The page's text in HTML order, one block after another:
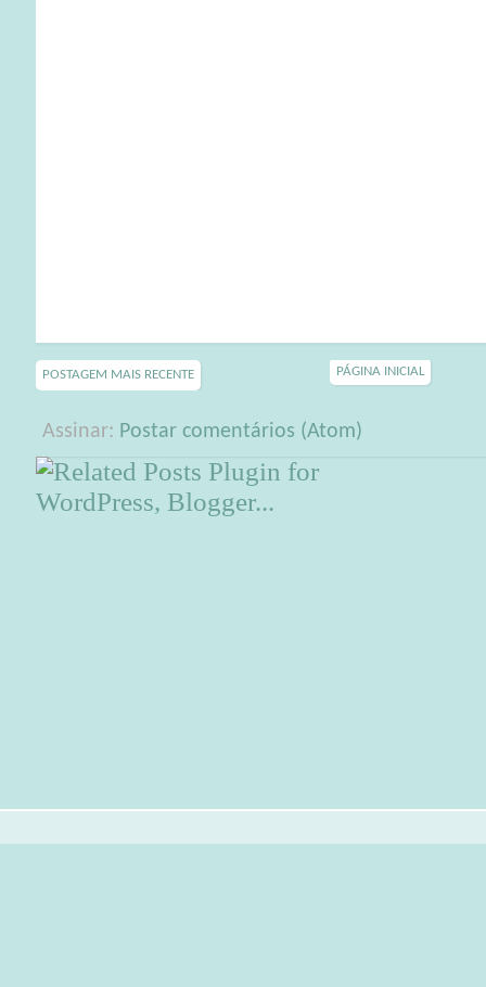
POSTAGEM MAIS RECENTE PÁGINA INICIAL
Assinar: Postar comentários (Atom)